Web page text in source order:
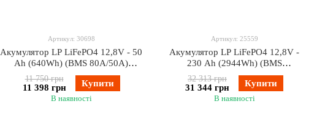
Артикул: 30698
Акумулятор LP LiFePO4 12,8V - 50
Ah (640Wh) (BMS 80А/50A)
пластик LCD Smart BT
11 750 грн
11 398 грн Купити
В наявності
Артикул: 25559
Акумулятор LP LiFePO4 12,8V -
230 Ah (2944Wh) (BMS
200A/100А) пластик Smart BT
32 313 грн
31 344 грн Купити
В наявності